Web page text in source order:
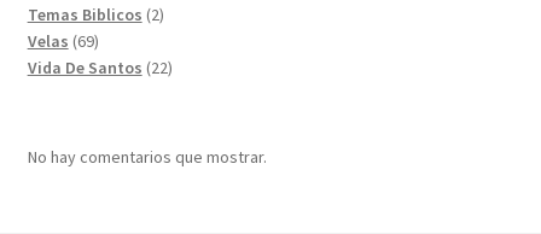
productos
Temas Biblicos 22
Velas 6969
productos
Vida De Santos 2222
No hay comentarios que mostrar.